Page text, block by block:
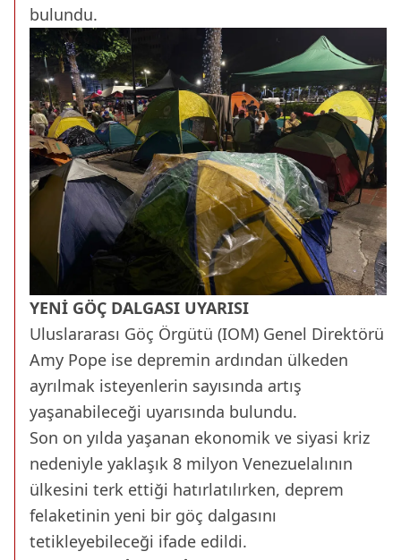
bulundu.
YENİ GÖÇ DALGASI UYARISI
Uluslararası Göç Örgütü (IOM) Genel Direktörü
Amy Pope ise depremin ardından ülkeden
ayrılmak isteyenlerin sayısında artış
yaşanabileceği uyarısında bulundu.
Son on yılda yaşanan ekonomik ve siyasi kriz
nedeniyle yaklaşık 8 milyon Venezuelalının
ülkesini terk ettiği hatırlatılırken, deprem
felaketinin yeni bir göç dalgasını
tetikleyebileceği ifade edildi.